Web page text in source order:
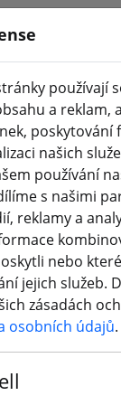
Micro RTF
BNF
SHOW
používají
a reklam,
poskytování
našich
používání
s našimi
reklamy a
nebo
jejich služeb.
zásadách
osobních údajů.